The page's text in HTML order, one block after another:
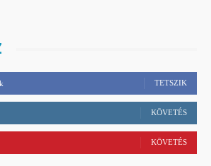
TETSZIK
KÖVETÉS
KÖVETÉS